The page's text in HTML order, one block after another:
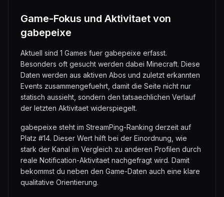
Game-Fokus und Aktivitaet von
gabepeixe
Aktuell sind 1 Games fuer gabepeixe erfasst.
Besonders oft gesucht werden dabei Minecraft. Diese
Daten werden aus aktiven Abos und zuletzt erkannten
Events zusammengefuehrt, damit die Seite nicht nur
statisch aussieht, sondern den tatsaechlichen Verlauf
der letzten Aktivitaet widerspiegelt.
gabepeixe steht im StreamPing-Ranking derzeit auf
Platz #14. Dieser Wert hilft bei der Einordnung, wie
stark der Kanal im Vergleich zu anderen Profilen durch
reale Notification-Aktivitaet nachgefragt wird. Damit
bekommst du neben den Game-Daten auch eine klare
qualitative Orientierung.